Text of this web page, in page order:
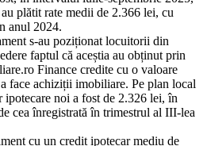
plătit rate medii de 2.366 lei, cu
anul 2024.
s-au poziționat locuitorii din
faptul că aceștia au obținut prin
Finance credite cu o valoare
face achiziții imobiliare. Pe plan local
ipotecare noi a fost de 2.326 lei, în
cea înregistrată în trimestrul al III-lea
cu un credit ipotecar mediu de